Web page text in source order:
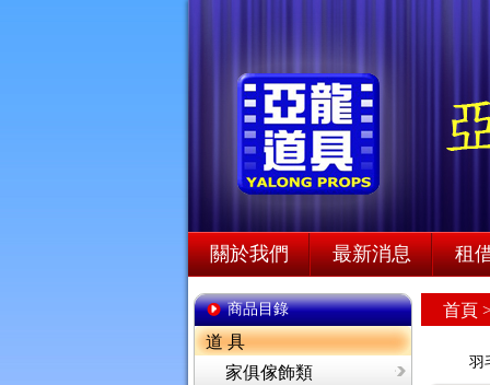
關於我們 最新消息 租
商品目錄
道 具
家俱傢飾類
首頁
羽